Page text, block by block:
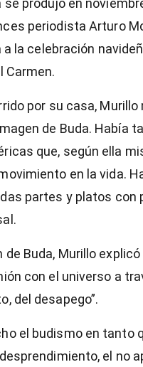
periodista Arturo
la celebración
Carmen.
por su casa, Murillo
de Buda. Había
que, según ella
en la vida.
partes y platos con
de Buda, Murillo explicó
con el universo a
del desapego”.
el budismo en tanto
el no